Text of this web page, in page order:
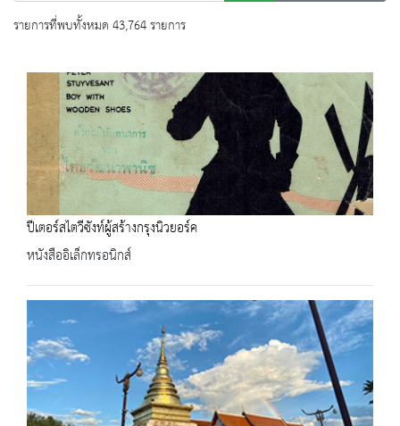
รายการที่พบทั้งหมด 43,764 รายการ
ปีเตอร์สไตวีซังท์ผู้สร้างกรุงนิวยอร์ค
หนังสืออิเล็กทรอนิกส์